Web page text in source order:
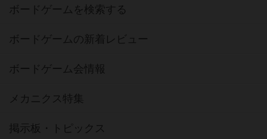
ボードゲームを検索する
ボードゲームの新着レビュー
ボードゲーム会情報
メカニクス特集
掲示板・トピックス